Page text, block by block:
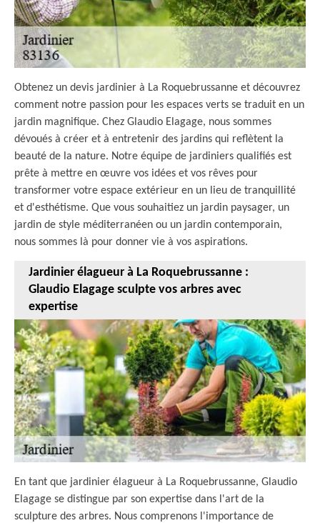
Obtenez un devis jardinier à La Roquebrussanne et découvrez
comment notre passion pour les espaces verts se traduit en un
jardin magnifique. Chez Glaudio Elagage, nous sommes
dévoués à créer et à entretenir des jardins qui reflètent la
beauté de la nature. Notre équipe de jardiniers qualifiés est
prête à mettre en œuvre vos idées et vos rêves pour
transformer votre espace extérieur en un lieu de tranquillité
et d'esthétisme. Que vous souhaitiez un jardin paysager, un
jardin de style méditerranéen ou un jardin contemporain,
nous sommes là pour donner vie à vos aspirations.
Jardinier élagueur à La Roquebrussanne :
Glaudio Elagage sculpte vos arbres avec
expertise
En tant que jardinier élagueur à La Roquebrussanne, Glaudio
Elagage se distingue par son expertise dans l'art de la
sculpture des arbres. Nous comprenons l'importance de